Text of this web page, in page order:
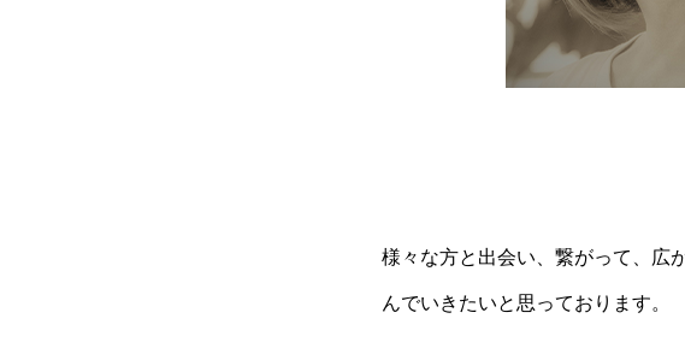
様々な方と出会い、繋がって、広
んでいきたいと思っております。